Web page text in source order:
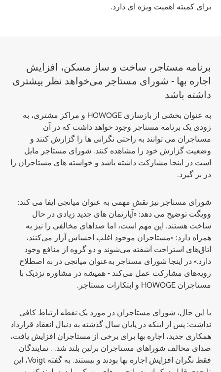
برای کمیته اهمیت ویژه ای دارد.
برنامه مستاجر، ساخت و ساز مسکن، افزایش
اجاره بها - شورای مستاجر می‌خواهد نظر بیشتری
داشته باشد
به عنوان بخشی از بازسازی HOWOGE و مراکز مشتری، به
زودی یک برنامه مستاجر وجود خواهد داشت که در آن
مستاجران می توانند به راحتی نگرانی ها را گزارش کنند و
وضعیت گزارش خود را مشاهده کنند. شورای مستاجر مایل
است در اینجا مشارکت داشته باشد و خواسته های مستاجران را
در بر گیرد.
شورای مستاجر نیز نقش مهمی به عنوان میانجی ایفا می کند:
وویگت توضیح می دهد: «آپارتمان های جدید زیادی در حال
ساخت هستند. این مهم است، اما صداهای مخالفی را نیز به
همراه دارد: «مستاجران موجود اغلب احساس آزار می‌کنند،
اتاق‌های استراحت آشفته می‌شوند و دو گروه از منافع وجود
دارد.» در اینجا شورای مستاجر به‌عنوان میانجی در به اصطلاح
رویه‌های مشارکت عمل می‌کند - همیشه در مشاوره نزدیک با
مستاجران HOWOGE و ابتکارات مستاجر.
با این حال، شورای مستاجران در مورد یک نقطه ارتباط کافی
نداشت: پس از اینکه در پایان سال گذشته به دنبال انعقاد قرارداد
همکاری جدید، اجاره بها برای برخی از مستاجران افزایش یافت،
صدای مخالف شوراهای مستاجران برلین بلند شد. . نمایندگان
فقط نگران افزایش اجاره بها بودند و نیستند. به گفته Voigt، این